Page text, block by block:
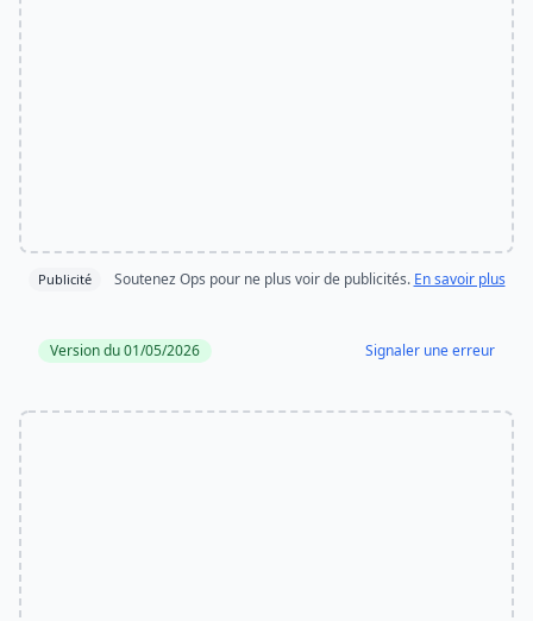
Publicité Soutenez Ops pour ne plus voir de publicités. En savoir plus
Version du 01/05/2026 Signaler une erreur